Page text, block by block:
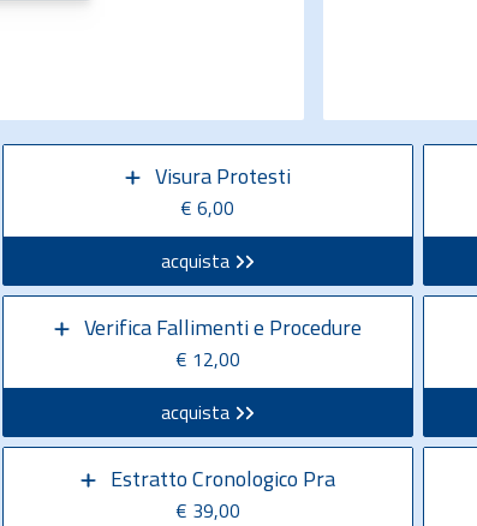
Visura Protesti
€ 6,00
acquista
Verifica Fallimenti e Procedure
€ 12,00
acquista
Estratto Cronologico Pra
€ 39,00